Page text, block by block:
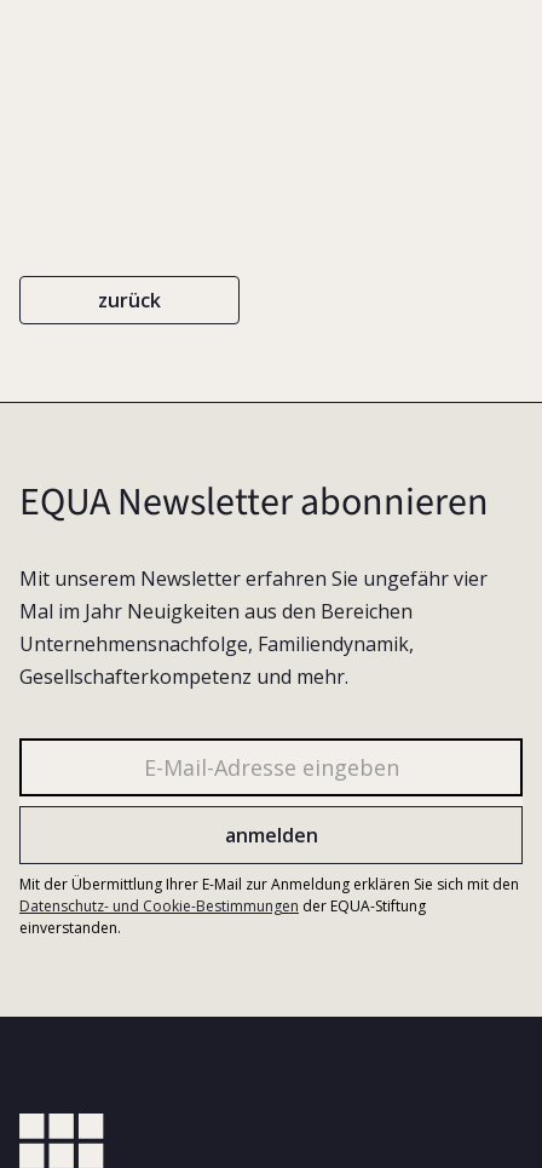
zurück
EQUA Newsletter abonnieren
Mit unserem Newsletter erfahren Sie ungefähr vier
Mal im Jahr Neuigkeiten aus den Bereichen
Unternehmensnachfolge, Familiendynamik,
Gesellschafterkompetenz und mehr.
Mit der Übermittlung Ihrer E-Mail zur Anmeldung erklären Sie sich mit den
Datenschutz- und Cookie-Bestimmungen der EQUA-Stiftung
einverstanden.